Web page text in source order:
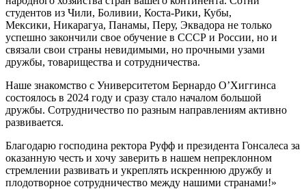
студентов из Чили, Боливии, Коста-Рики, Кубы,
Мексики, Никарагуа, Панамы, Перу, Эквадора не только
успешно закончили свое обучение в СССР и России, но и
связали свои страны невидимыми, но прочными узами
дружбы, товарищества и сотрудничества.
Наше знакомство с Университетом Бернардо О’Хиггинса
состоялось в 2024 году и сразу стало началом большой
дружбы. Сотрудничество по разным направлениям активно
развивается.
Благодарю господина ректора Руфф и президента Гонсалеса за
оказанную честь и хочу заверить в нашем непреклонном
стремлении развивать и укреплять искреннюю дружбу и
плодотворное сотрудничество между нашими странами!»